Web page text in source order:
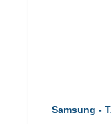
Samsung -